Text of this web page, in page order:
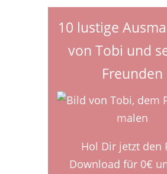
10 lustige
von Tobi und
Freunden
Hol Dir jetzt den
Download für 0€